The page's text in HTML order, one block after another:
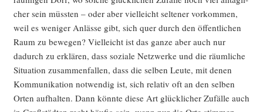
cher sein müss­ten – oder aber viel­leicht sel­te­ner vor­kom­men,
weil es weni­ger Anläs­se gibt, sich quer durch den öffent­li­chen
Raum zu bewe­gen? Viel­leicht ist das gan­ze aber auch nur
dadurch zu erklä­ren, dass sozia­le Netz­wer­ke und die räum­li­che
Situa­ti­on zusam­men­fal­len, dass die sel­ben Leu­te, mit denen
Kom­mu­ni­ka­ti­on not­wen­dig ist, sich rela­tiv oft an den sel­ben
Orten auf­hal­ten. Dann könn­te die­se Art glück­li­cher Zufäl­le auch